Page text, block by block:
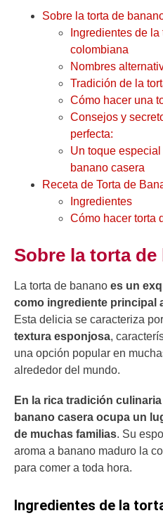
Sobre la torta de
Ingredientes de
colombiana
Nombres
Tradición de la
Cómo hacer una
Consejos y
perfecta:
Un toque
banano casera
Receta de Torta de
Ingredientes
Cómo hacer torta
Sobre la torta de
La torta de banano es un
como ingrediente principal
Esta delicia se caracteriza
textura esponjosa,
una opción popular en
alrededor del mundo.
En la rica tradición
banano casera ocupa un
de muchas familias. Su
aroma a banano maduro la
para comer a toda hora.
Ingredientes de la